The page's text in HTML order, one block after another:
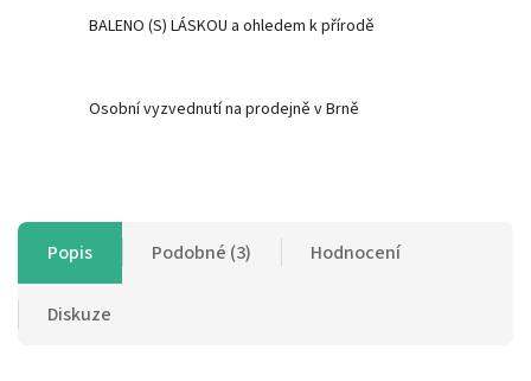
BALENO (S) LÁSKOU a ohledem k přírodě
Osobní vyzvednutí na prodejně v Brně
Popis Podobné (3) Hodnocení
Diskuze